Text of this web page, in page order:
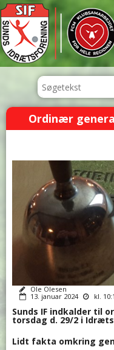
Ordinær
Ole Olesen
13. januar 2024
kl.
Sunds IF indkalder til
torsdag d. 29/2 i
Lidt fakta omkring